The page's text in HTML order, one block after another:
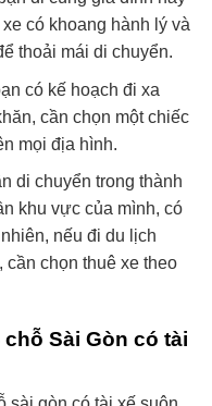
có khoang hành lý và
thoải mái di chuyển.
có kế hoạch đi xa
cần chọn một chiếc
mọi địa hình.
di chuyển trong thành
khu vực của mình, có
nếu đi du lịch
chọn thuê xe theo
Sài Gòn có tài